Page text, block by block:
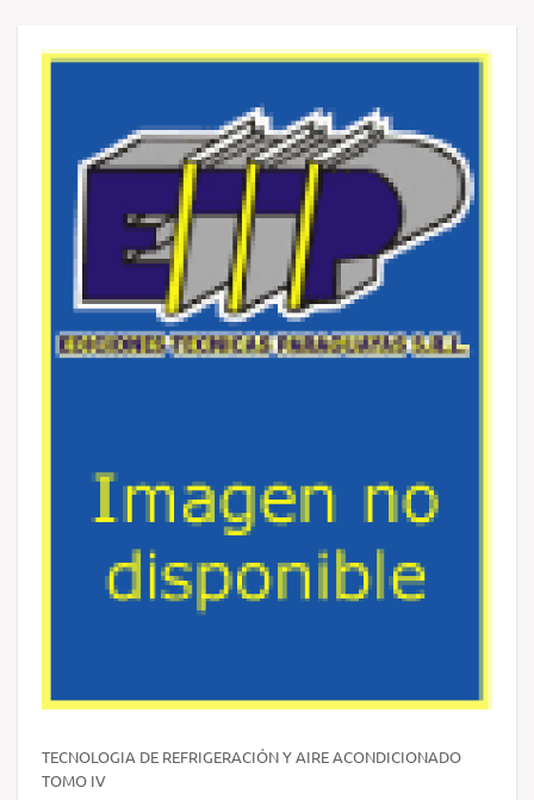
TECNOLOGIA DE REFRIGERACIÓN Y AIRE ACONDICIONADO
TOMO IV